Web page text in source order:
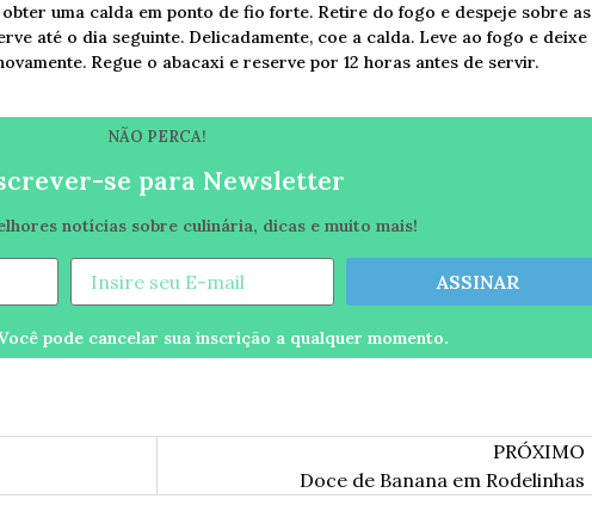
uma calda em ponto de fio forte. Retire do fogo e despeje sobre as
até o dia seguinte. Delicadamente, coe a calda. Leve ao fogo e deixe
Regue o abacaxi e reserve por 12 horas antes de servir.
NÃO PERCA!
se para Newsletter
notícias sobre culinária, dicas e muito mais!
ASSINAR
pode cancelar sua inscrição a qualquer momento.
PRÓXIMO
Doce de Banana em Rodelinhas